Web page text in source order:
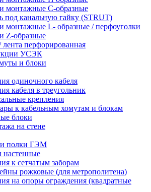
монтажные C-образные
под канальную гайку (STRUT)
монтажные L- образные / перфоуголки
Z-образные
лента перфорированная
УСЭК
и блоки
одиночного кабеля
кабеля в треугольник
крепления
к кабельным хомутам и блокам
блоки
на стене
полки ГЭМ
настенные
к сетчатым заборам
рожковые (для метрополитена)
на опоры ограждения (квадратные